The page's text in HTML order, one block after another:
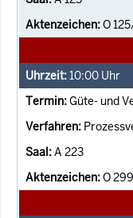
O
10:00 Uhr
Güte- und
A 223
O